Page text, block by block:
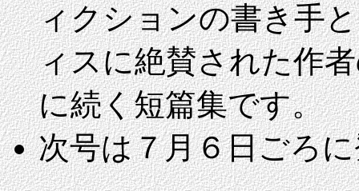
ィクションの書き手
ィスに絶賛された作
に続く短篇集です。
次号は７月６日ごろに